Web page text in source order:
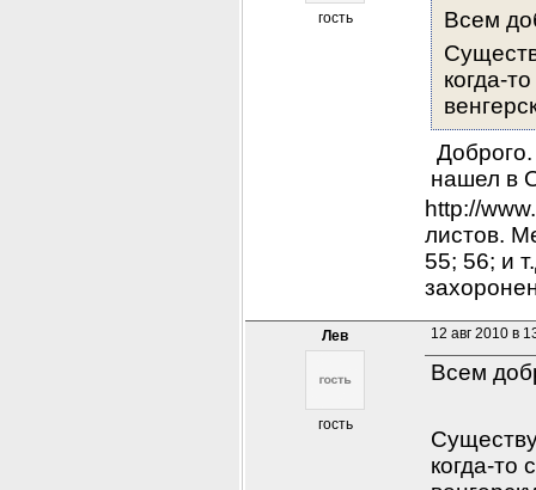
гость
Всем
когда-
нашел в
http://
листов.
55; 56; и
Лев
гость
12 авг 2010 в
Всем
когда-то